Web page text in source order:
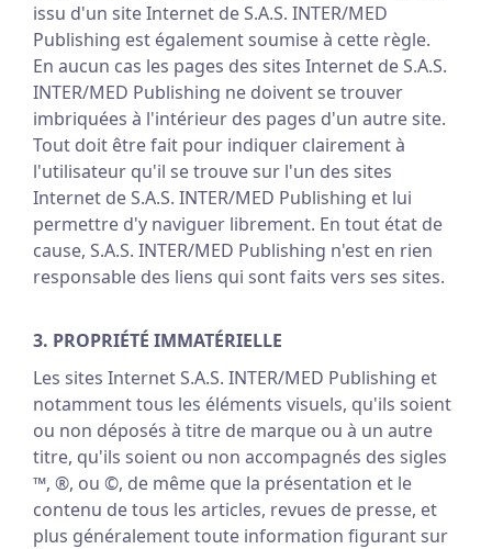
issu d'un site Internet de S.A.S. INTER/MED
Publishing est également soumise à cette règle.
En aucun cas les pages des sites Internet de S.A.S.
INTER/MED Publishing ne doivent se trouver
imbriquées à l'intérieur des pages d'un autre site.
Tout doit être fait pour indiquer clairement à
l'utilisateur qu'il se trouve sur l'un des sites
Internet de S.A.S. INTER/MED Publishing et lui
permettre d'y naviguer librement. En tout état de
cause, S.A.S. INTER/MED Publishing n'est en rien
responsable des liens qui sont faits vers ses sites.
3. PROPRIÉTÉ IMMATÉRIELLE
Les sites Internet S.A.S. INTER/MED Publishing et
notamment tous les éléments visuels, qu'ils soient
ou non déposés à titre de marque ou à un autre
titre, qu'ils soient ou non accompagnés des sigles
™, ®, ou ©, de même que la présentation et le
contenu de tous les articles, revues de presse, et
plus généralement toute information figurant sur